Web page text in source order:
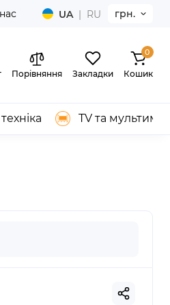
UA | RU грн.
Порівняння Закладки
0
Кошик
TV та